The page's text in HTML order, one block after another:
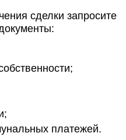
сделки запросите
платежей.